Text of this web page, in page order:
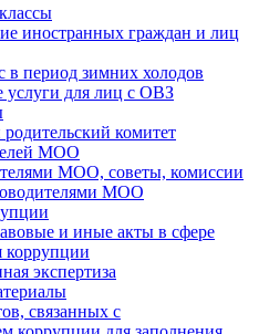
иностранных граждан и лиц
в период зимних холодов
услуги для лиц с ОВЗ
комитет
МОО
МОО, советы, комиссии
МОО
и иные акты в сфере
коррупции
экспертиза
связанных с